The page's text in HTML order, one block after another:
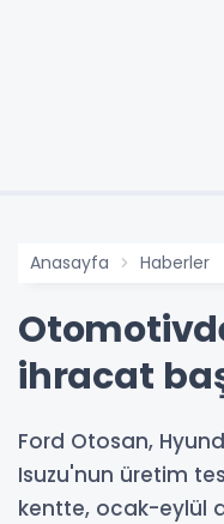
Anasayfa Haberler
ihracat
Ford Otosan,
Isuzu'nun üretim
kentte, ocak-eylül